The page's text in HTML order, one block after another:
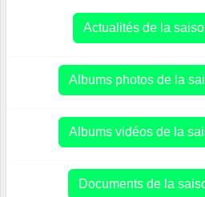
Actualités de la
Albums photos de la
Albums vidéos de la
Documents de la